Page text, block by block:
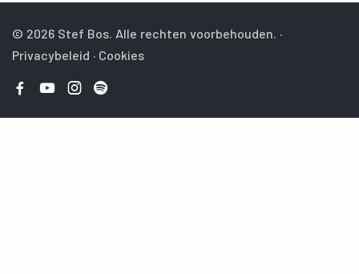
© 2026 Stef Bos. Alle rechten voorbehouden. ·
Privacybeleid · Cookies